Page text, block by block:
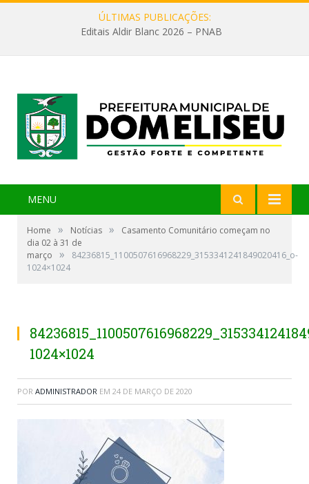
ÚLTIMAS PUBLICAÇÕES:
Editais Aldir Blanc 2026 – PNAB
MENU
Home » Notícias »
Casamento Comunitário começam no
dia 02 à 31 de
março
»
84236815_1100507616968229_3153341241849020416_o-
1024×1024
1024×1024
POR ADMINISTRADOR EM 24 DE MARÇO DE 2020